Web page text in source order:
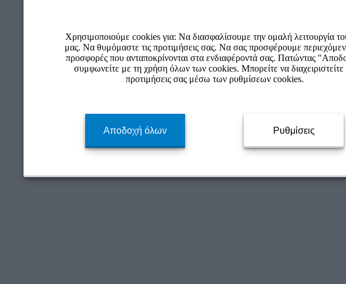
Χρησιμοποιούμε cookies για: Να διασφαλίσουμε την ομαλή λειτουργία
μας. Να θυμόμαστε τις προτιμήσεις σας. Να σας προσφέρουμε
προσφορές που ανταποκρίνονται στα ενδιαφέροντά σας. Πατώντας
συμφωνείτε με τη χρήση όλων των cookies. Μπορείτε να διαχειριστείτε
προτιμήσεις σας μέσω των ρυθμίσεων cookies.
Αποδοχή όλων Ρυθμίσεις